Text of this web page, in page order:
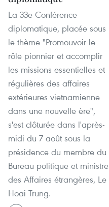
La 33e Conférence
diplomatique, placée sous
le thème "Promouvoir le
rôle pionnier et accomplir
les missions essentielles et
régulières des affaires
extérieures vietnamienne
dans une nouvelle ère",
s'est clôturée dans l'après-
midi du 7 août sous la
présidence du membre du
Bureau politique et ministre
des Affaires étrangères, Le
Hoai Trung.